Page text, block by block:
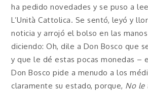
ha pedido novedades y se puso a
L’Unità Cattolica. Se sentó, leyó y
noticia y arrojó el bolso en las
diciendo: Oh, dile a Don Bosco que
y que le dé estas pocas monedas –
Don Bosco pide a menudo a los
claramente su estado, porque, No le